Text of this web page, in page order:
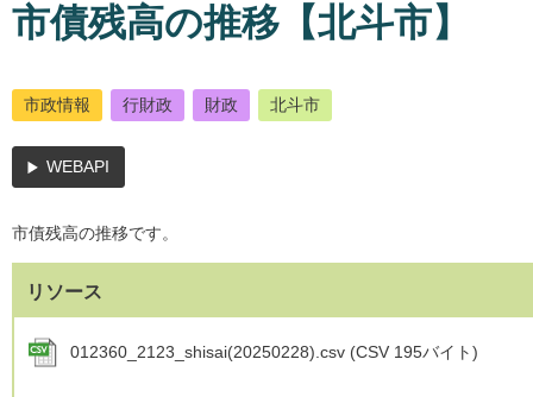
市債残高の推移【北斗市】
市政情報 行財政 財政 北斗市
WEBAPI
市債残高の推移です。
リソース
012360_2123_shisai(20250228).csv (CSV 195バイト)